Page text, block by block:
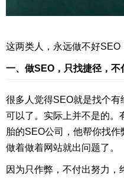
这两类人，永远做不好SEO
一、做SEO，只找捷径，不
很多人觉得SEO就是找个
可以了。实际上并不是的。
胎的SEO公司，他帮你找
做着做着网站就出问题了。
因为只作弊，不付出努力，